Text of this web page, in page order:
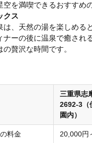
空を満喫できるおすすめ
クス
は、天然の湯を楽しめる
ナーの後に温泉で癒され
贅沢な時間です。
三重県志
2692-3（
園内）
料金 20,000円